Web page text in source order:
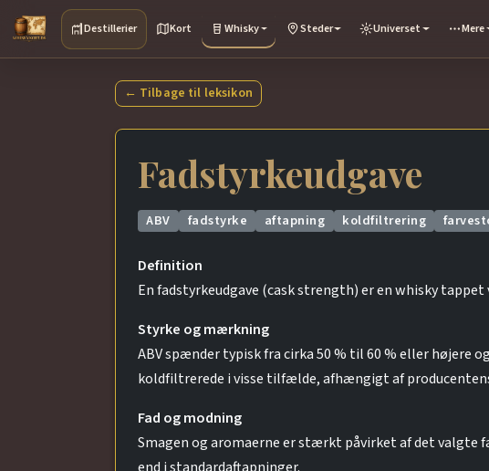
Destillerier Kort Whisky Steder Universet Mere
← Tilbage til leksikon
Fadstyrkeudgave
ABV fadstyrke aftapning koldfiltrering
Definition
En fadstyrkeudgave (cask strength) er en whisky
Styrke og mærkning
ABV spænder typisk fra cirka 50 % til 60 % eller højere
koldfiltrerede i visse tilfælde, afhængigt af
Fad og modning
Smagen og aromaerne er stærkt påvirket af det